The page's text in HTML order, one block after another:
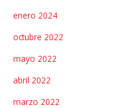
enero 2024
octubre 2022
mayo 2022
abril 2022
marzo 2022